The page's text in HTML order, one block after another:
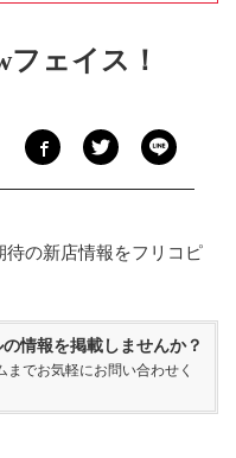
フェイス！
の新店情報をフリコピ
情報を掲載しませんか？
までお気軽にお問い合わせく